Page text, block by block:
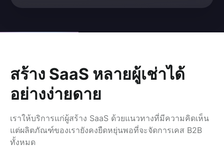
สร้าง SaaS หลายผู้เช่าได้
อย่างง่ายดาย
เราให้บริการแก่ผู้สร้าง SaaS ด้วยแนวทางที่มีความคิดเห็น
แต่ผลิตภัณฑ์ของเรายังคงยืดหยุ่นพอที่จะจัดการเคส B2B
ทั้งหมด